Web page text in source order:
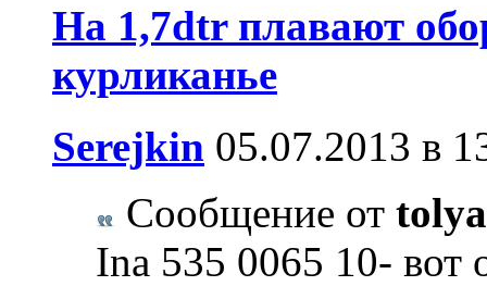
На 1,7dtr плавают
курликанье
Serejkin 05.07.2013 в
Сообщение от
Ina 535 0065 10- вот